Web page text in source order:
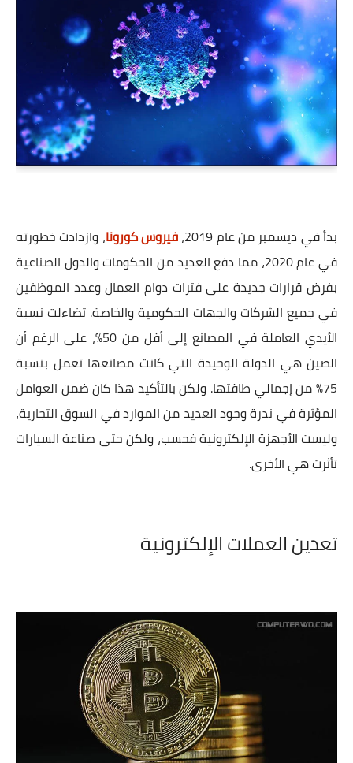
بدأ في ديسمبر من عام 2019، فيروس كورونا، وازدادت خطورته
في عام 2020، مما دفع العديد من الحكومات والدول الصناعية
بفرض قرارات جديدة على فترات دوام العمال وعدد الموظفين
في جميع الشركات والجهات الحكومية والخاصة. تضاءلت نسبة
الأيدي العاملة في المصانع إلى أقل من 50%، على الرغم أن
الصين هي الدولة الوحيدة التي كانت مصانعها تعمل بنسبة
75% من إجمالي طاقتها. ولكن بالتأكيد هذا كان ضمن العوامل
المؤثرة في ندرة وجود العديد من الموارد في السوق التجارية،
وليست الأجهزة الإلكترونية فحسب، ولكن حتى صناعة السيارات
تأثرت هي الأخرى.
تعدين العملات الإلكترونية